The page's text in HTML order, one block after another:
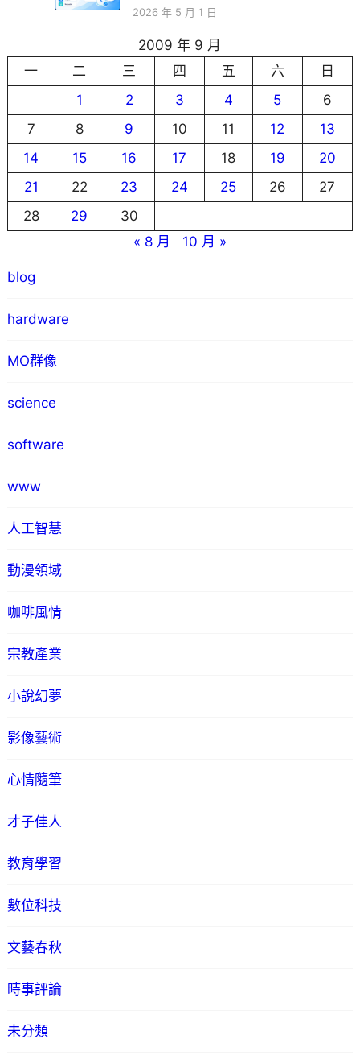
2026 年 5 月 1 日
2009 年 9 月
一
二 三 四 五 六
日
1
2 3 4 5
6
7
8 9 10 11 12
13
14
15 16 17 18 19
20
21
22 23 24 25 26
27
28
29
30
« 8 月
10 月 »
blog
hardware
MO群像
science
software
www
人工智慧
動漫領域
咖啡風情
宗教產業
小說幻夢
影像藝術
心情隨筆
才子佳人
教育學習
數位科技
文藝春秋
時事評論
未分類